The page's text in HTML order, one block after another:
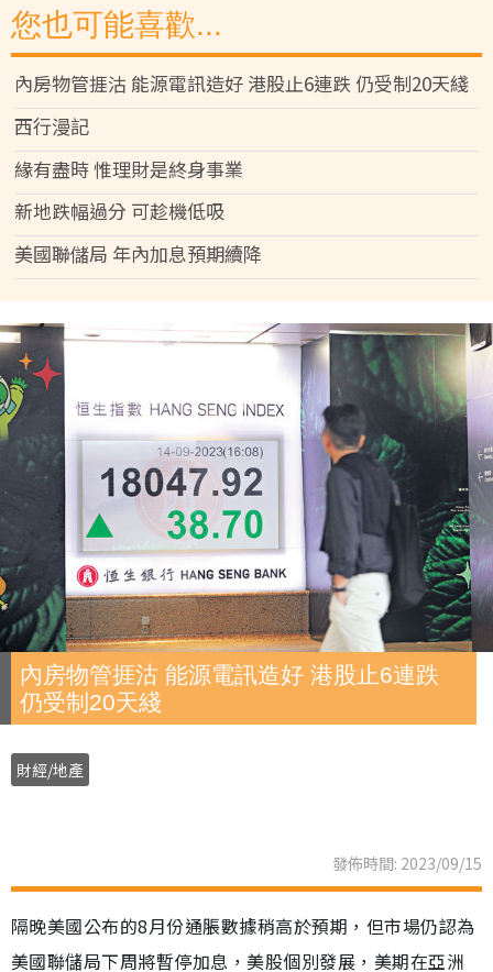
您也可能喜歡...
內房物管捱沽 能源電訊造好 港股止6連跌 仍受制20天綫
西行漫記
緣有盡時 惟理財是終身事業
新地跌幅過分 可趁機低吸
美國聯儲局 年內加息預期續降
內房物管捱沽 能源電訊造好 港股止6連跌
仍受制20天綫
財經/地產
發佈時間: 2023/09/15
隔晚美國公布的8月份通脹數據稍高於預期，但市場仍認為
美國聯儲局下周將暫停加息，美股個別發展，美期在亞洲